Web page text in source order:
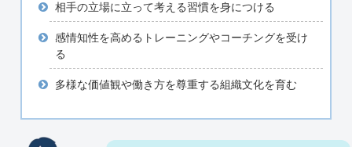
相手の立場に立って考える習慣を身につける
感情知性を高めるトレーニングやコーチングを受け
る
多様な価値観や働き方を尊重する組織文化を育む